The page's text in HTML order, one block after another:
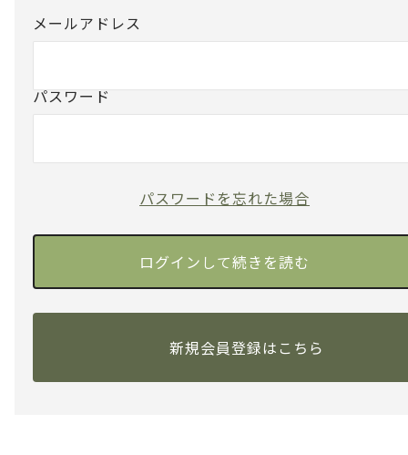
メールアドレス
パスワード
パスワードを忘れた場合
新規会員登録はこちら